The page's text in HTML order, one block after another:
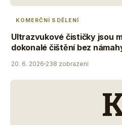
KOMERČNÍ SDĚLENÍ
Ultrazvukové čističky jsou
dokonalé čištění bez
20. 6. 2026 238 zobrazení